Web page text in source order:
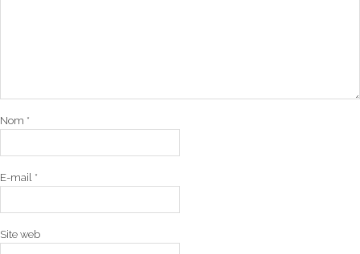
Nom *
E-mail *
Site web